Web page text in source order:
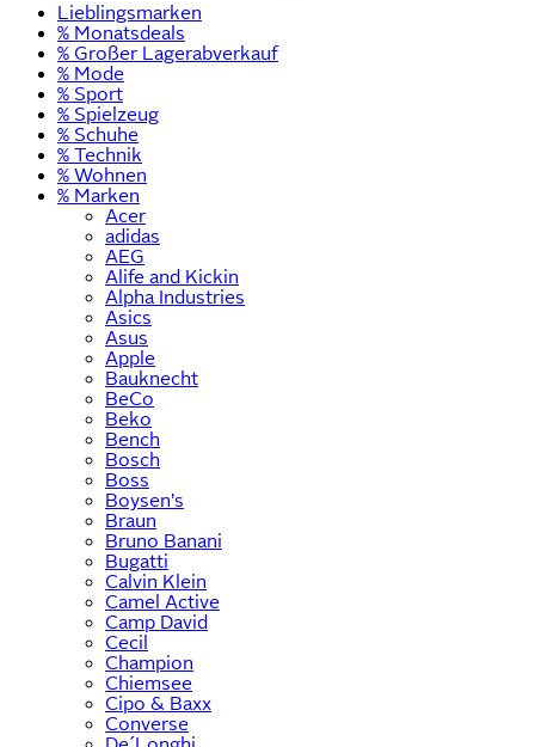
Lieblingsmarken
% Monatsdeals
% Großer Lagerabverkauf
% Mode
% Sport
% Spielzeug
% Schuhe
% Technik
% Wohnen
% Marken
Acer
adidas
AEG
Alife and Kickin
Alpha Industries
Asics
Asus
Apple
Bauknecht
BeCo
Beko
Bench
Bosch
Boss
Boysen's
Braun
Bruno Banani
Bugatti
Calvin Klein
Camel Active
Camp David
Cecil
Champion
Chiemsee
Cipo & Baxx
Converse